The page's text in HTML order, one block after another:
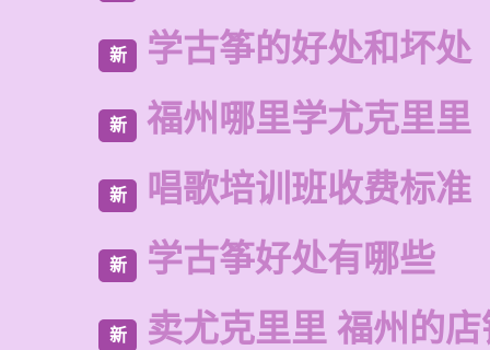
新 学古筝的好处和坏处
新 福州哪里学尤克里里
新 唱歌培训班收费标准
新 学古筝好处有哪些
新 卖尤克里里 福州的